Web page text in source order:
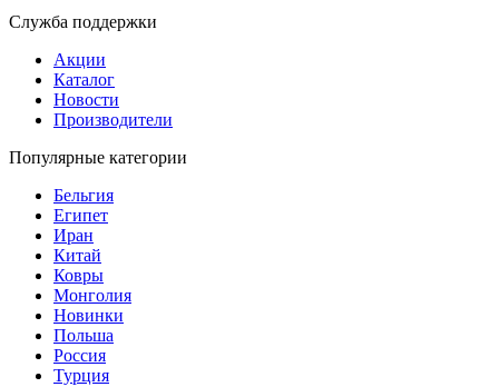
Служба поддержки
Акции
Каталог
Новости
Производители
Популярные категории
Бельгия
Египет
Иран
Китай
Ковры
Монголия
Новинки
Польша
Россия
Турция